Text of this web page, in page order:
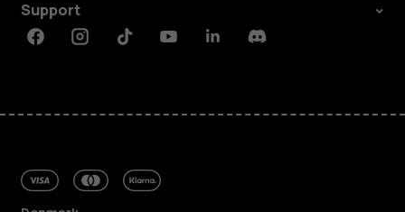
Support
FacebookInstagramTiktokYoutubeLinkedinDiscord